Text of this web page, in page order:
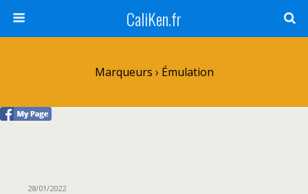
CaliKen.fr
Marqueurs › Émulation
28/01/2022